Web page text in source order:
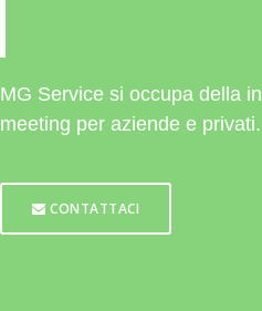
MG Service si occupa della
meeting per aziende e privati.
CONTATTACI